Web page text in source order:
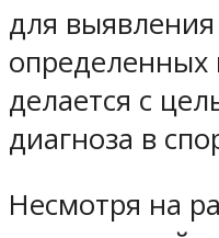
для
определенных
делается с
диагноза в
Несмотря на